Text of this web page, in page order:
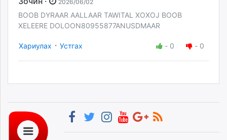
2026/06/02
BOOB DYRAAR AALLAAR TAWITAL XOXOJ BOOB
XELEERE DOLOON80955877ANUSDMAAR
Хариулах · Устгах - 0 - 0